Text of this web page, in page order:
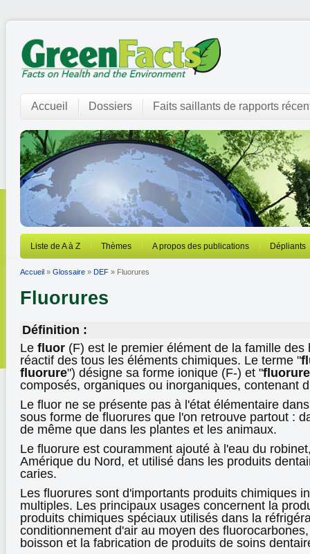
Accueil Dossiers Faits saillants de rapports
Liste de A à Z Thèmes A propos des publications Dépliants
Accueil » Glossaire » DEF » Fluorures
Fluorures
Définition :
Le fluor (F) est le premier élément de la famille des
réactif des tous les éléments chimiques. Le terme "
fluorure") désigne sa forme ionique (F-) et "
composés, organiques ou inorganiques, contenant
Le fluor ne se présente pas à l'état élémentaire
sous forme de fluorures que l'on retrouve partout :
de même que dans les plantes et les animaux.
Le fluorure est couramment ajouté à l'eau du
Amérique du Nord, et utilisé dans les produits
caries.
Les fluorures sont d'importants produits chimiques
multiples. Les principaux usages concernent la
produits chimiques spéciaux utilisés dans la
conditionnement d'air au moyen des
boisson et la fabrication de produits de soins